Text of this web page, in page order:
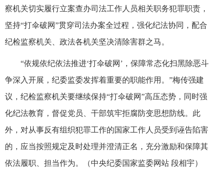
察机关切实履行立案查办司法工作人员相关职务犯罪职责，
坚持“打伞破网”贯穿司法办案全过程，强化纪法协同，配合
纪检监察机关、政法各机关坚决清除害群之马。
“依规依纪依法推进‘打伞破网’，保障常态化扫黑除恶斗
争深入开展，纪委监委发挥着重要的职能作用。”梅传强建
议，纪检监察机关要继续保持“打伞破网”高压态势，同时强
化纪法教育，督促党员、干部筑牢拒腐防变思想防线。此
外，对从事反有组织犯罪工作的国家工作人员受到诬告陷害
的，应当按照规定及时处理并澄清正名，充分激励和保障其
依法履职、担当作为。（中央纪委国家监委网站 段相宇）